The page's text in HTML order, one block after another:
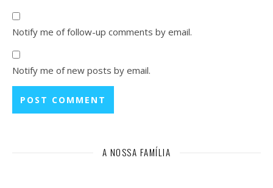
Notify me of follow-up comments by email.
Notify me of new posts by email.
A NOSSA FAMÍLIA